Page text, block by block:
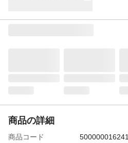
商品の詳細
商品コード